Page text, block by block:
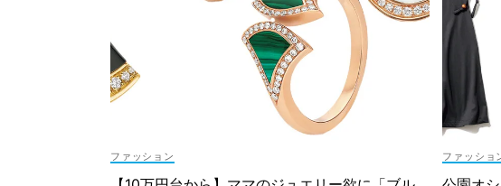
ファッション ファッショ